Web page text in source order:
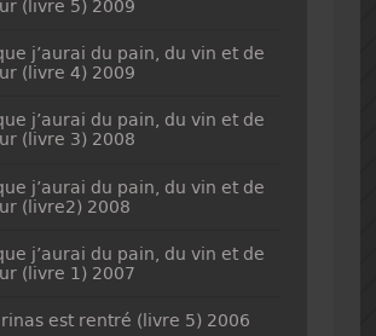
(livre 5) 2009
j’aurai du pain, du vin et de
(livre 4) 2009
j’aurai du pain, du vin et de
(livre 3) 2008
j’aurai du pain, du vin et de
(livre2) 2008
j’aurai du pain, du vin et de
(livre 1) 2007
est rentré (livre 5) 2006